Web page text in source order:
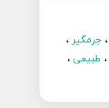
جرمگیر
طبیعی